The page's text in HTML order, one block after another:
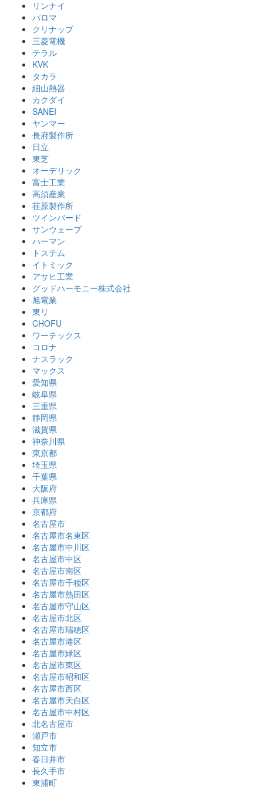
リンナイ
パロマ
クリナップ
三菱電機
テラル
KVK
タカラ
細山熱器
カクダイ
SANEI
ヤンマー
長府製作所
日立
東芝
オーデリック
富士工業
高須産業
荏原製作所
ツインバード
サンウェーブ
ハーマン
トステム
イトミック
アサヒ工業
グッドハーモニー株式会社
旭電業
東リ
CHOFU
ワーテックス
コロナ
ナスラック
マックス
愛知県
岐阜県
三重県
静岡県
滋賀県
神奈川県
東京都
埼玉県
千葉県
大阪府
兵庫県
京都府
名古屋市
名古屋市名東区
名古屋市中川区
名古屋市中区
名古屋市南区
名古屋市千種区
名古屋市熱田区
名古屋市守山区
名古屋市北区
名古屋市瑞穂区
名古屋市港区
名古屋市緑区
名古屋市東区
名古屋市昭和区
名古屋市西区
名古屋市天白区
名古屋市中村区
北名古屋市
瀬戸市
知立市
春日井市
長久手市
東浦町